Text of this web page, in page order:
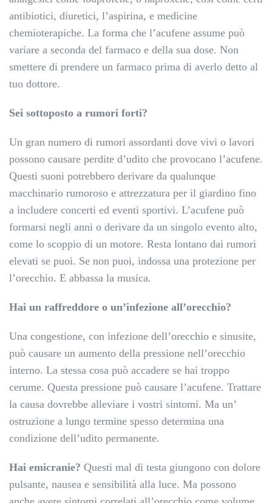
antibiotici, diuretici, l’aspirina, e medicine
chemioterapiche. La forma che l’acufene assume può
variare a seconda del farmaco e della sua dose. Non
smettere di prendere un farmaco prima di averlo detto al
tuo dottore.
Sei sottoposto a rumori forti?
Un gran numero di rumori assordanti dove vivi o lavori
possono causare perdite d’udito che provocano l’acufene.
Questi suoni potrebbero derivare da qualunque
macchinario rumoroso e attrezzatura per il giardino fino
a includere concerti ed eventi sportivi. L’acufene può
formarsi negli anni o derivare da un singolo evento alto,
come lo scoppio di un motore. Resta lontano dai rumori
elevati se puoi. Se non puoi, indossa una protezione per
l’orecchio. E abbassa la musica.
Hai un raffreddore o un’infezione all’orecchio?
Una congestione, con infezione dell’orecchio e sinusite,
può causare un aumento della pressione nell’orecchio
interno. La stessa cosa può accadere se hai troppo
cerume. Questa pressione può causare l’acufene. Trattare
la causa dovrebbe alleviare i vostri sintomi. Ma un’
ostruzione a lungo termine spesso determina una
condizione dell’udito permanente.
Hai emicranie? Questi mal di testa giungono con dolore
pulsante, nausea e sensibilità alla luce. Ma possono